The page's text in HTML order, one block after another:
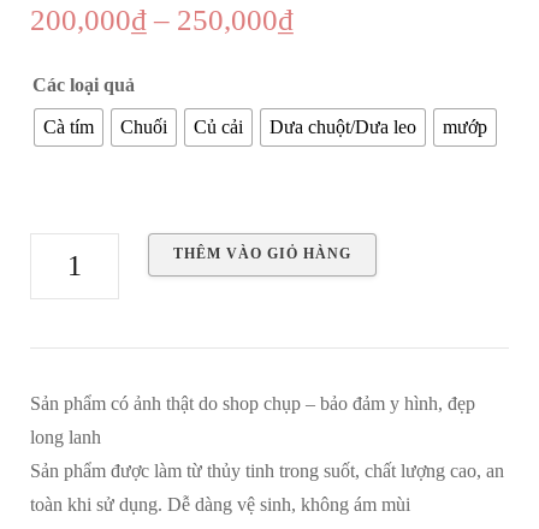
200,000₫ – 250,000₫Khoảng
từ
200,000₫
250,000₫
Các loại quả
Cà tím Chuối Củ cải Dưa chuột/Dưa leo mướp
-
mẫu
hoa
quả
số
THÊM VÀO GIỎ HÀNG
Sản phẩm có ảnh thật do shop chụp – bảo đảm y hình, đẹp
long lanh
Sản phẩm được làm từ thủy tinh trong suốt, chất lượng cao, an
toàn khi sử dụng. Dễ dàng vệ sinh, không ám mùi